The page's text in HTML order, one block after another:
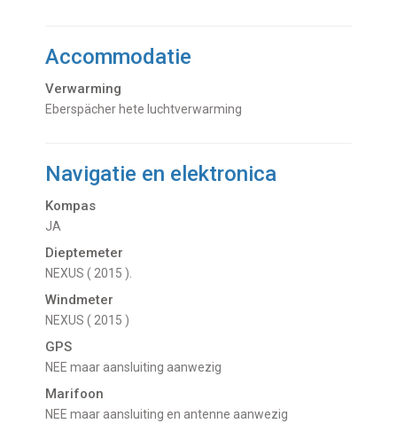
Accommodatie
Verwarming
Eberspächer hete luchtverwarming
Navigatie en elektronica
Kompas
JA
Dieptemeter
NEXUS ( 2015 ).
Windmeter
NEXUS ( 2015 )
GPS
NEE maar aansluiting aanwezig
Marifoon
NEE maar aansluiting en antenne aanwezig